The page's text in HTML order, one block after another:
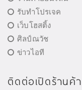
รับทำโปรเจค
เว็บโฮสติ้ง
ศิลป์ณวัช
ข่าวไอที
ติดต่อเปิดร้านค้า